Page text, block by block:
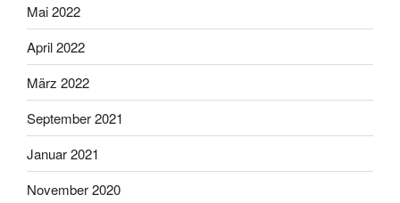
Mai 2022
April 2022
März 2022
September 2021
Januar 2021
November 2020